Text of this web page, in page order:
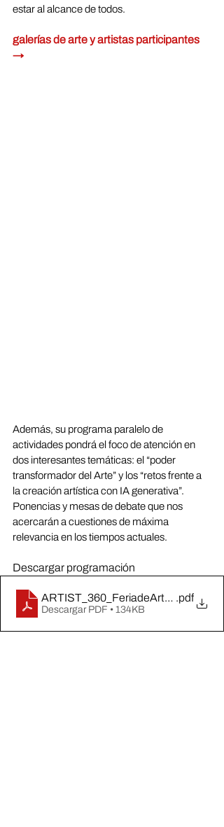
estar al alcance de todos.
galerías de arte y artistas participantes
→
Además, su programa paralelo de
actividades pondrá el foco de atención en
dos interesantes temáticas: el “poder
transformador del Arte” y los “retos frente a
la creación artística con IA generativa”.
Ponencias y mesas de debate que nos
acercarán a cuestiones de máxima
relevancia en los tiempos actuales.
Descargar programación
.pdf
Descargar PDF • 134KB